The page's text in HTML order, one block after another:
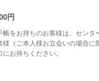
円
をお持ちのお客様は、セン
（ご本人様お立会いの場合に
お持ちください。